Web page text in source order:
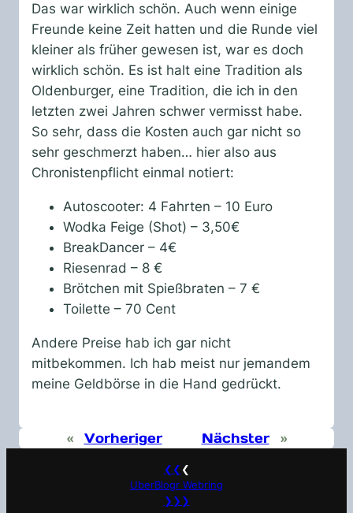
Das war wirklich schön. Auch wenn einige
Freunde keine Zeit hatten und die Runde viel
kleiner als früher gewesen ist, war es doch
wirklich schön. Es ist halt eine Tradition als
Oldenburger, eine Tradition, die ich in den
letzten zwei Jahren schwer vermisst habe.
So sehr, dass die Kosten auch gar nicht so
sehr geschmerzt haben… hier also aus
Chronistenpflicht einmal notiert:
Autoscooter: 4 Fahrten – 10 Euro
Wodka Feige (Shot) – 3,50€
BreakDancer – 4€
Riesenrad – 8 €
Brötchen mit Spießbraten – 7 €
Toilette – 70 Cent
Andere Preise hab ich gar nicht
mitbekommen. Ich hab meist nur jemandem
meine Geldbörse in die Hand gedrückt.
« Vorheriger Nächster »
❮❮ ❮
UberBlogr Webring
❯❯❯